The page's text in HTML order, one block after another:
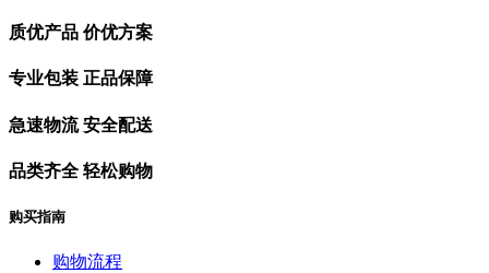
质优产品 价优方案
专业包装 正品保障
急速物流 安全配送
品类齐全 轻松购物
购买指南
购物流程